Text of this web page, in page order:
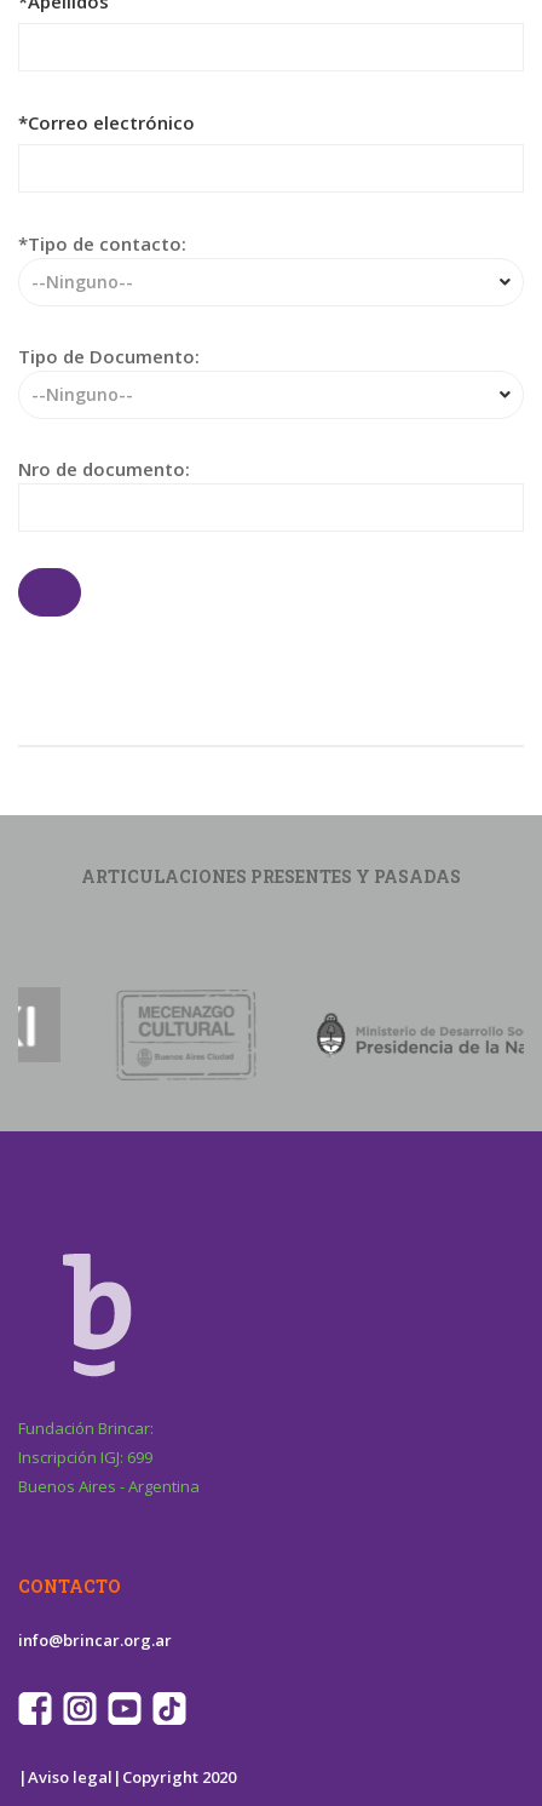
*Correo electrónico
*Tipo de contacto:
--Ninguno--
Tipo de Documento:
--Ninguno--
Nro de documento:
ARTICULACIONES PRESENTES Y PASADAS
Fundación Brincar:
Inscripción IGJ: 699
Buenos Aires - Argentina
CONTACTO
info@brincar.org.ar
|Aviso legal| Copyright 2020